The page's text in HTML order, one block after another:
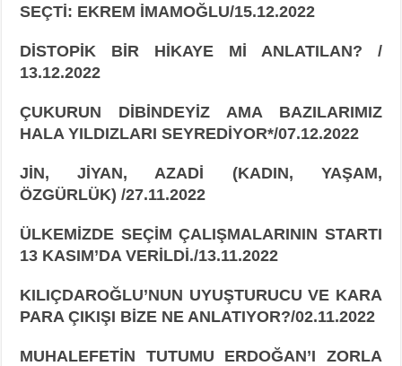
SEÇTİ: EKREM İMAMOĞLU/15.12.2022
DİSTOPİK BİR HİKAYE Mİ ANLATILAN? /
13.12.2022
ÇUKURUN DİBİNDEYİZ AMA BAZILARIMIZ
HALA YILDIZLARI SEYREDİYOR*/07.12.2022
JİN, JİYAN, AZADİ (KADIN, YAŞAM,
ÖZGÜRLÜK) /27.11.2022
ÜLKEMİZDE SEÇİM ÇALIŞMALARININ STARTI
13 KASIM’DA VERİLDİ./13.11.2022
KILIÇDAROĞLU’NUN UYUŞTURUCU VE KARA
PARA ÇIKIŞI BİZE NE ANLATIYOR?/02.11.2022
MUHALEFETİN TUTUMU ERDOĞAN’I ZORLA